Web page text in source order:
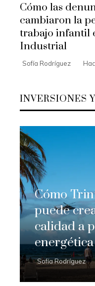
Cómo las
cambiaron la
trabajo infantil
Industrial
Sofía Rodríguez
INVERSIONES
Cómo
puede
calidad a
energética
Sofía Rodríguez